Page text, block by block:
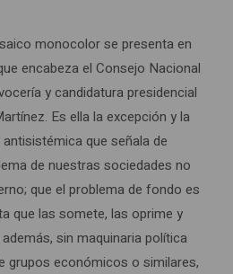
monocolor se presenta en
encabeza el Consejo Nacional
y candidatura presidencial
Es ella la excepción y la
que señala de
de nuestras sociedades no
que el problema de fondo es
que las somete, las oprime y
sin maquinaria política
grupos económicos o similares,